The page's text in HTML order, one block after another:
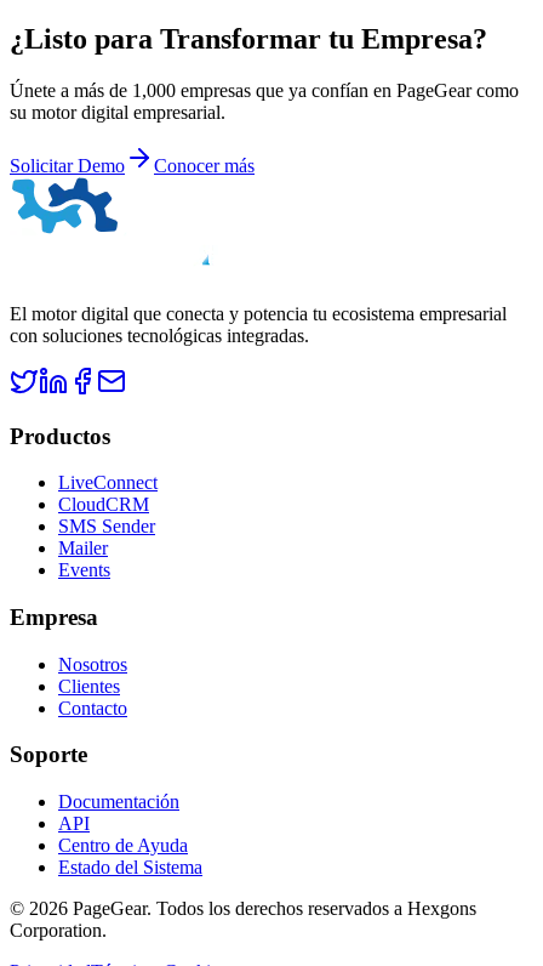
¿Listo para Transformar tu Empresa?
Únete a más de 1,000 empresas que ya confían en PageGear como
su motor digital empresarial.
Solicitar Demo Conocer más
El motor digital que conecta y potencia tu ecosistema empresarial
con soluciones tecnológicas integradas.
Productos
LiveConnect
CloudCRM
SMS Sender
Mailer
Events
Empresa
Nosotros
Clientes
Contacto
Soporte
Documentación
API
Centro de Ayuda
Estado del Sistema
© 2026 PageGear. Todos los derechos reservados a Hexgons
Corporation.